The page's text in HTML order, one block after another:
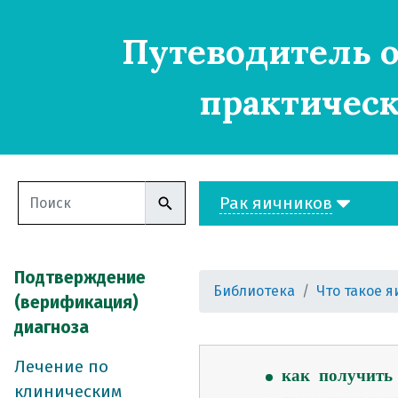
Путеводитель
Подтверждение
(верификация)
диагноза
Лечение по
клиническим
Рак яичников
Библиотека Что такое
почему
диагностика
этапы
подозрение
классификация
где можно
как получить